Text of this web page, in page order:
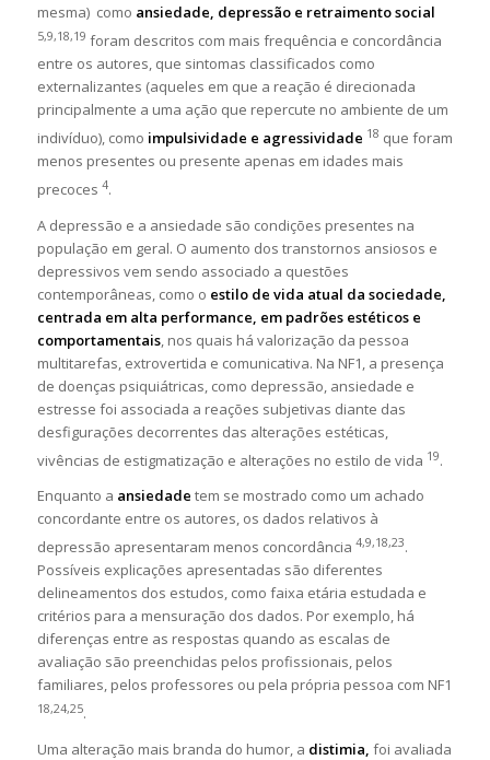
mesma) como ansiedade, depressão e retraimento social
5,9,18,19 foram descritos com mais frequência e concordância
entre os autores, que sintomas classificados como
externalizantes (aqueles em que a reação é direcionada
principalmente a uma ação que repercute no ambiente de um
indivíduo), como impulsividade e agressividade 18 que foram
menos presentes ou presente apenas em idades mais
precoces 4.
A depressão e a ansiedade são condições presentes na
população em geral. O aumento dos transtornos ansiosos e
depressivos vem sendo associado a questões
contemporâneas, como o estilo de vida atual da sociedade,
centrada em alta performance, em padrões estéticos e
comportamentais, nos quais há valorização da pessoa
multitarefas, extrovertida e comunicativa. Na NF1, a presença
de doenças psiquiátricas, como depressão, ansiedade e
estresse foi associada a reações subjetivas diante das
desfigurações decorrentes das alterações estéticas,
vivências de estigmatização e alterações no estilo de vida 19.
Enquanto a ansiedade tem se mostrado como um achado
concordante entre os autores, os dados relativos à
depressão apresentaram menos concordância 4,9,18,23.
Possíveis explicações apresentadas são diferentes
delineamentos dos estudos, como faixa etária estudada e
critérios para a mensuração dos dados. Por exemplo, há
diferenças entre as respostas quando as escalas de
avaliação são preenchidas pelos profissionais, pelos
familiares, pelos professores ou pela própria pessoa com NF1
18,24,25.
Uma alteração mais branda do humor, a distimia, foi avaliada